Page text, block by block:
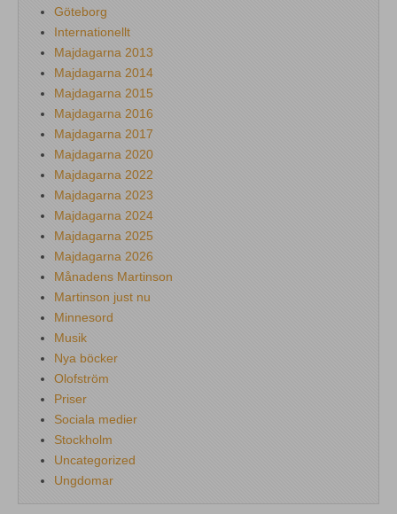
Göteborg
Internationellt
Majdagarna 2013
Majdagarna 2014
Majdagarna 2015
Majdagarna 2016
Majdagarna 2017
Majdagarna 2020
Majdagarna 2022
Majdagarna 2023
Majdagarna 2024
Majdagarna 2025
Majdagarna 2026
Månadens Martinson
Martinson just nu
Minnesord
Musik
Nya böcker
Olofström
Priser
Sociala medier
Stockholm
Uncategorized
Ungdomar